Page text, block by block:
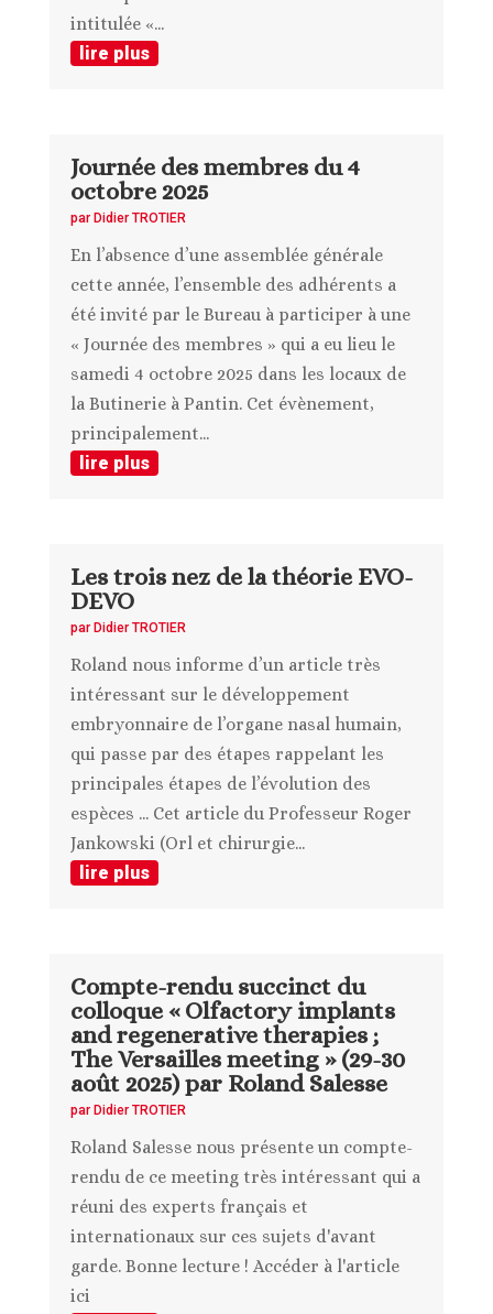
intitulée «...
lire plus
Journée des membres du 4
octobre 2025
par Didier TROTIER
En l’absence d’une assemblée générale
cette année, l’ensemble des adhérents a
été invité par le Bureau à participer à une
« Journée des membres » qui a eu lieu le
samedi 4 octobre 2025 dans les locaux de
la Butinerie à Pantin. Cet évènement,
principalement...
lire plus
Les trois nez de la théorie EVO-
DEVO
par Didier TROTIER
Roland nous informe d’un article très
intéressant sur le développement
embryonnaire de l’organe nasal humain,
qui passe par des étapes rappelant les
principales étapes de l’évolution des
espèces ... Cet article du Professeur Roger
Jankowski (Orl et chirurgie...
lire plus
Compte-rendu succinct du
colloque « Olfactory implants
and regenerative therapies ;
The Versailles meeting » (29-30
août 2025) par Roland Salesse
par Didier TROTIER
Roland Salesse nous présente un compte-
rendu de ce meeting très intéressant qui a
réuni des experts français et
internationaux sur ces sujets d'avant
garde. Bonne lecture ! Accéder à l'article
ici